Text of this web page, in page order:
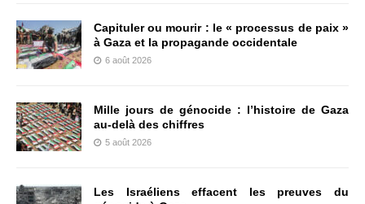
Capituler ou mourir : le « processus de paix »
à Gaza et la propagande occidentale
6 août 2026
Mille jours de génocide : l’histoire de Gaza
au-delà des chiffres
5 août 2026
Les Israéliens effacent les preuves du